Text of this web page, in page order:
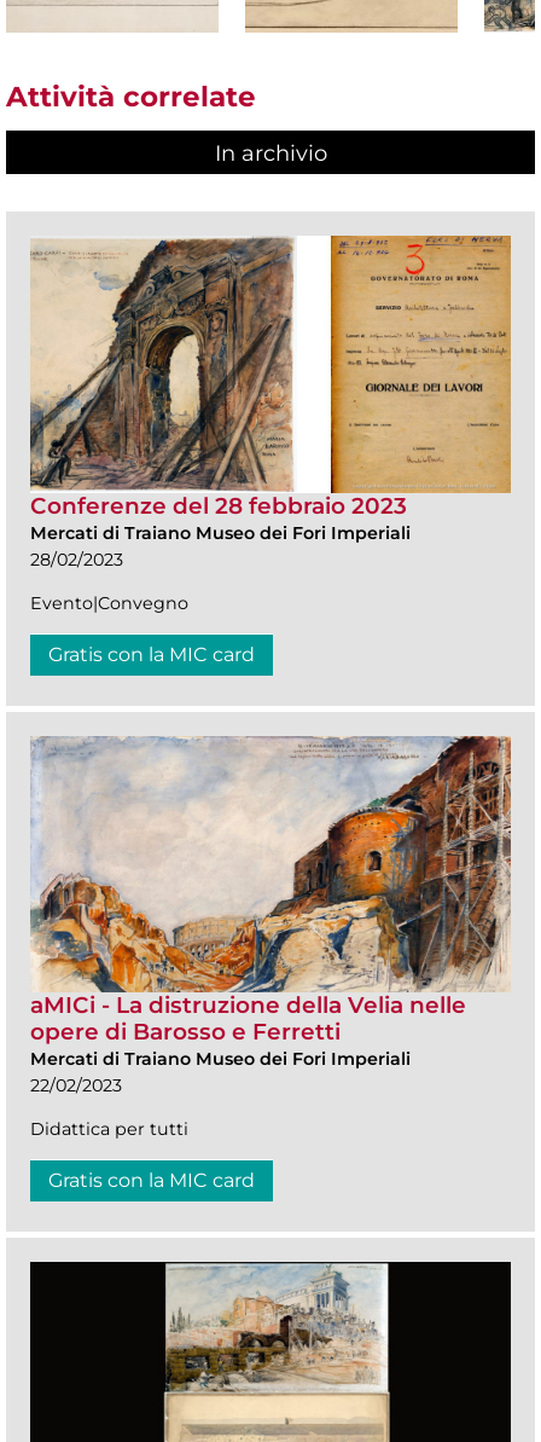
Attività correlate
In archivio
Conferenze del 28 febbraio 2023
Mercati di Traiano Museo dei Fori Imperiali
28/02/2023
Evento|Convegno
Gratis con la MIC card
aMICi - La distruzione della Velia nelle
opere di Barosso e Ferretti
Mercati di Traiano Museo dei Fori Imperiali
22/02/2023
Didattica per tutti
Gratis con la MIC card